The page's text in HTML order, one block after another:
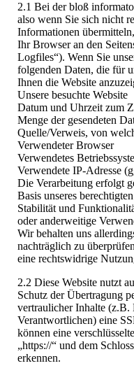
2.1 Bei der bloß
also wenn Sie sich nicht
Informationen
Ihr Browser an den
Logfiles“). Wenn Sie
folgenden Daten, die für
Ihnen die Website
Unsere besuchte Website
Datum und Uhrzeit zum
Menge der gesendeten
Quelle/Verweis, von
Verwendeter Browser
Verwendetes
Verwendete IP-Adresse
Die Verarbeitung erfolgt
Basis unseres
Stabilität und
oder anderweitige
Wir behalten uns
nachträglich zu
eine rechtswidrige
2.2 Diese Website nutzt
Schutz der Übertragung
vertraulicher Inhalte (z.B.
Verantwortlichen) eine
können eine
„https://“ und dem
erkennen.